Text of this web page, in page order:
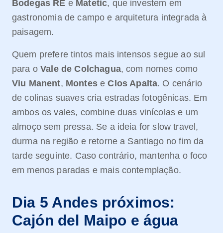
Bodegas RE e Matetic, que investem em
gastronomia de campo e arquitetura integrada à
paisagem.
Quem prefere tintos mais intensos segue ao sul
para oVale de Colchagua, com nomes como
Viu Manent, MonteseClos Apalta. O cenário
de colinas suaves cria estradas fotogênicas. Em
ambos os vales, combine duas vinícolas e um
almoço sem pressa. Se a ideia for slow travel,
durma na região e retorne a Santiago no fim da
tarde seguinte. Caso contrário, mantenha o foco
em menos paradas e mais contemplação.
Dia 5 Andes próximos:
Cajón del Maipo e água